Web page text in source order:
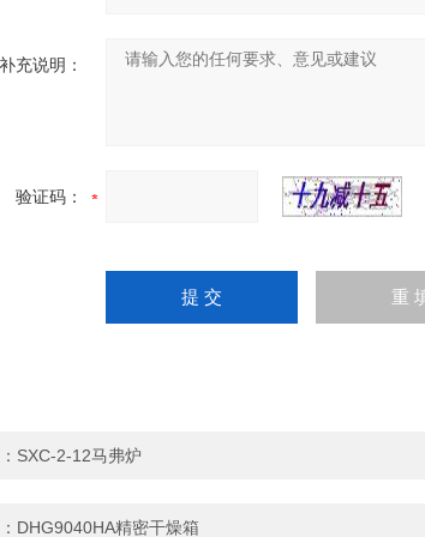
补充说明：
验证码：
SXC-2-12马弗炉
DHG9040HA精密干燥箱